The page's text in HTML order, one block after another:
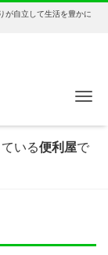
が自立して生活を豊かに
いる便利屋で